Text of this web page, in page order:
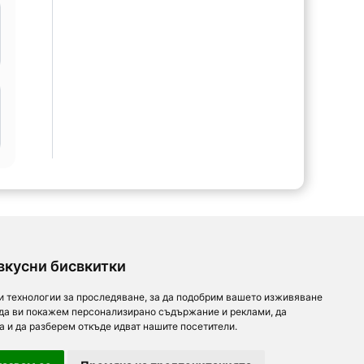
бисвкитки
технологии за проследяване, за да подобрим вашето изживяване
ви покажем персонализирано съдържание и реклами, да
и да разберем откъде идват нашите посетители.